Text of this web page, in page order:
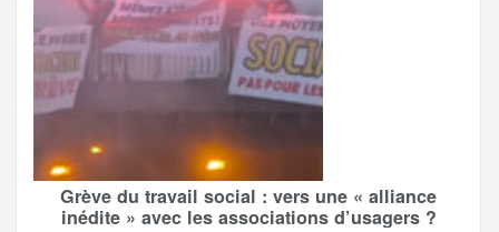
Grève du travail social : vers une « alliance
inédite » avec les associations d’usagers ?